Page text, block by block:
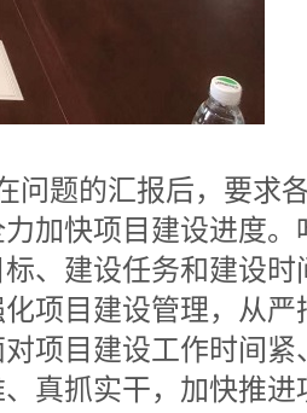
问题的汇报后，要求
加快项目建设进度。
、建设任务和建设时
项目建设管理，从严
项目建设工作时间紧
真抓实干，加快推进